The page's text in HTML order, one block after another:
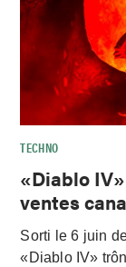
TECHNO
«Diablo
ventes
Sorti le 6 juin
«Diablo IV»